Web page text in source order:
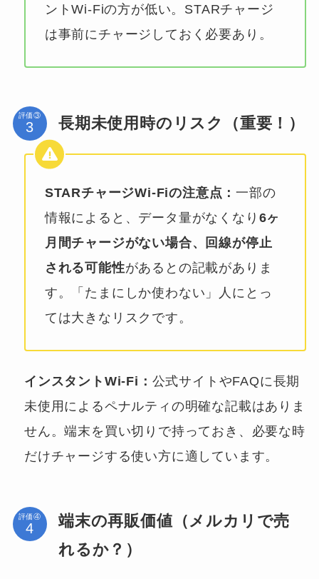
ントWi-Fiの方が低い。STARチャージ
は事前にチャージしておく必要あり。
評価③ 長期未使用時のリスク（重要！）
STARチャージWi-Fiの注意点：一部の
情報によると、データ量がなくなり 6ヶ
月間チャージがない場合、回線が停止
される可能性があるとの記載がありま
す。「たまにしか使わない」人にとっ
ては大きなリスクです。
インスタントWi-Fi： 公式サイトやFAQに長期
未使用によるペナルティの明確な記載はありま
せん。端末を買い切りで持っておき、必要な時
だけチャージする使い方に適しています。
評価④
端末の再販価値（メルカリで売
れるか？）